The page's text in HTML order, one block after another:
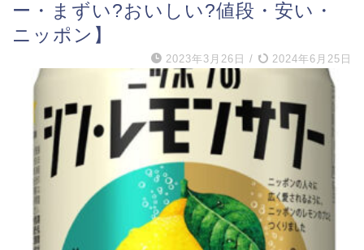
ー・まずい?おいしい?値段・安い・
ニッポン】
2023年3月26日 / 2024年6月25日